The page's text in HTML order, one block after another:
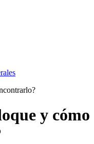
y cómo